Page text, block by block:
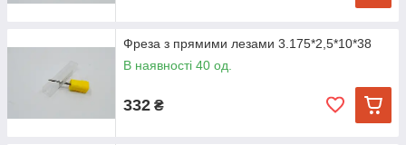
Фреза з прямими лезами 3.175*2,5*10*38
В наявності 40 од.
332 ₴